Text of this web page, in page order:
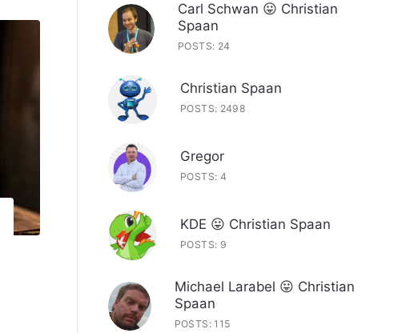
Carl Schwan 😛 Christian
Spaan
POSTS: 24
Christian Spaan
POSTS: 2498
Gregor
POSTS: 4
KDE 😛 Christian Spaan
POSTS: 9
Michael Larabel 😛 Christian
Spaan
POSTS: 115